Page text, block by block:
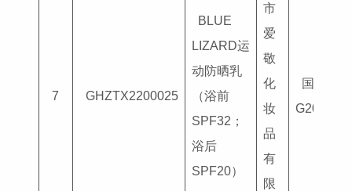
7 GHZTX2200025
BLUE
LIZARD运
动防晒乳
（浴前
SPF32；
浴后
SPF20）
市
爱
敬
化
妆
品
有
限
国妆特字